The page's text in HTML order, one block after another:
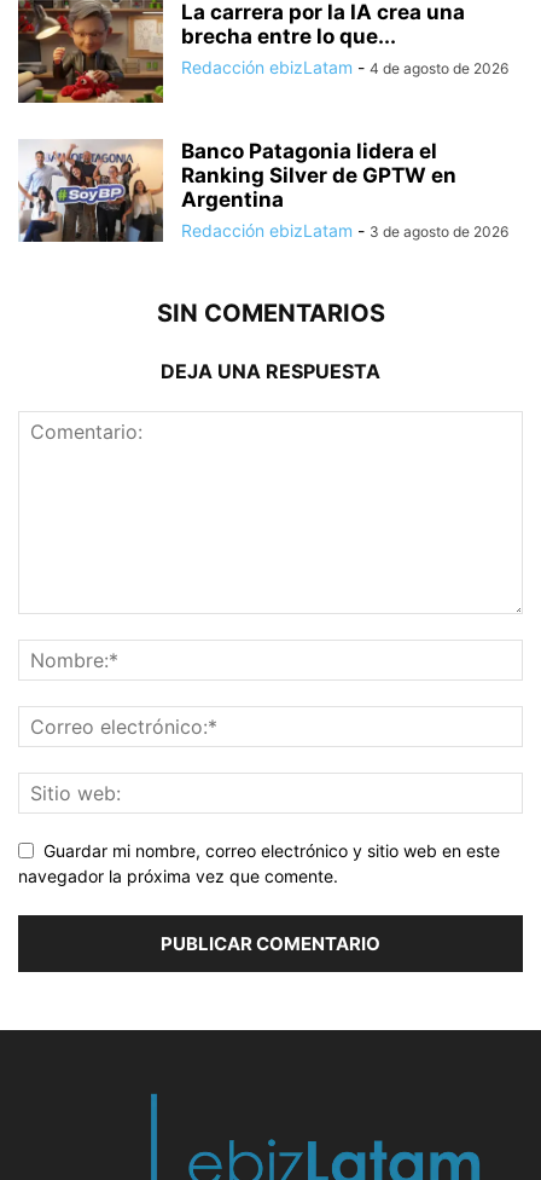
La carrera por la IA crea una
brecha entre lo que...
Redacción ebizLatam - 4 de agosto de 2026
Banco Patagonia lidera el
Ranking Silver de GPTW en
Argentina
Redacción ebizLatam - 3 de agosto de 2026
SIN COMENTARIOS
DEJA UNA RESPUESTA
Guardar mi nombre, correo electrónico y sitio web en este
navegador la próxima vez que comente.